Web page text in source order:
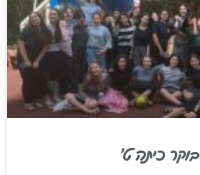
בוקר כיתה ט'